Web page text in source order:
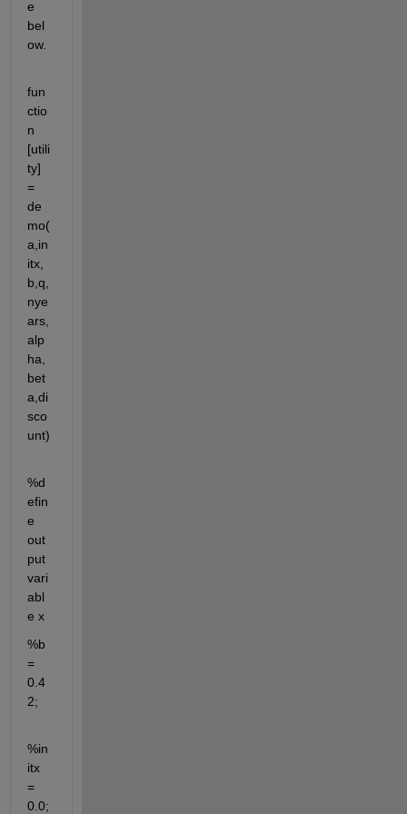
e
bel
ow.
fun
ctio
n
[utili
ty]
=
de
mo(
a,in
itx,
b,q,
nye
ars,
alp
ha,
bet
a,di
sco
unt)
%d
efin
e
out
put
vari
abl
e x
%b
=
0.4
2;
%in
itx
=
0.0;